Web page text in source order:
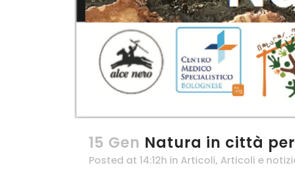
15 Gen Natura in città
Posted at 14:12h in Articoli, Articoli e